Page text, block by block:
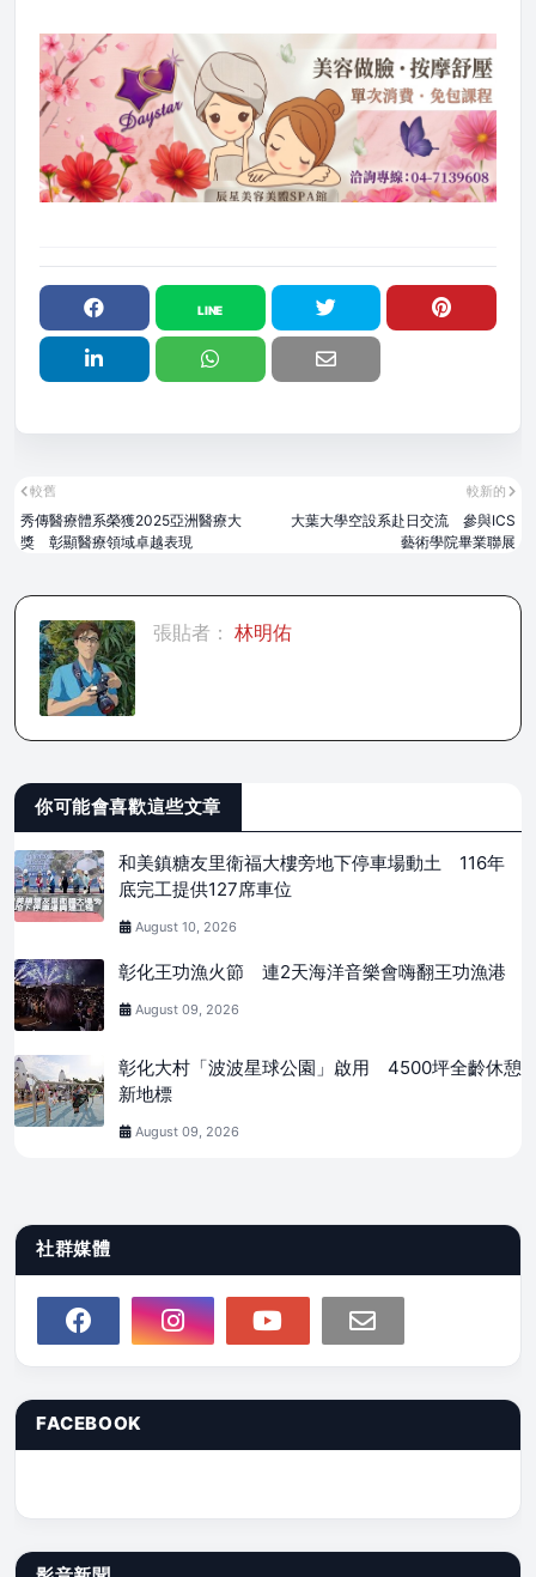
較新的
大葉大學空設系赴日交流 參與ICS
藝術學院畢業聯展
較舊
秀傳醫療體系榮獲2025亞洲醫療大
獎 彰顯醫療領域卓越表現
張貼者： 林明佑
你可能會喜歡這些文章
和美鎮糖友里衛福大樓旁地下停車場動土 116年
底完工提供127席車位
August 10, 2026
彰化王功漁火節 連2天海洋音樂會嗨翻王功漁港
August 09, 2026
彰化大村「波波星球公園」啟用 4500坪全齡休憩
新地標
August 09, 2026
社群媒體
FACEBOOK